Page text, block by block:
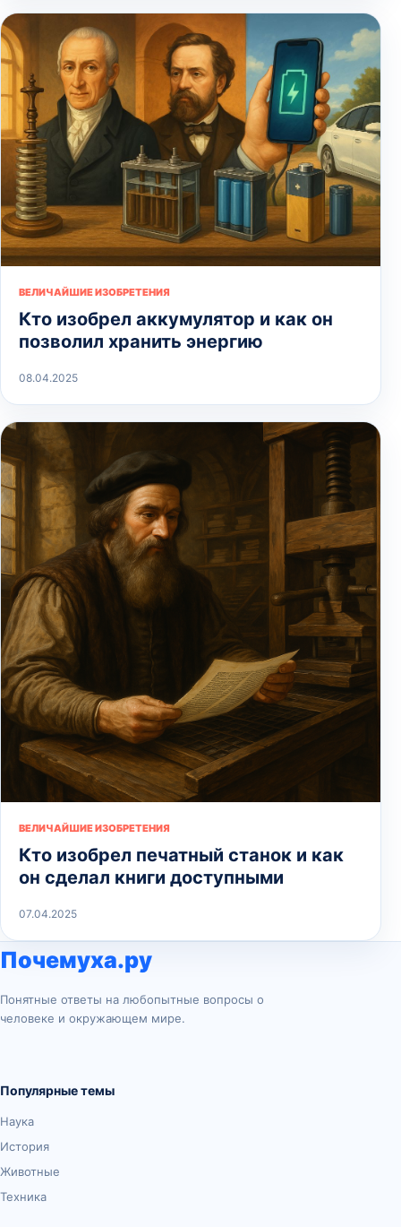
ВЕЛИЧАЙШИЕ ИЗОБРЕТЕНИЯ
Кто изобрел аккумулятор и как он
позволил хранить энергию
08.04.2025
ВЕЛИЧАЙШИЕ ИЗОБРЕТЕНИЯ
Кто изобрел печатный станок и как
он сделал книги доступными
07.04.2025
Почемуха.ру
Понятные ответы на любопытные вопросы о
человеке и окружающем мире.
Популярные темы
Наука
История
Животные
Техника